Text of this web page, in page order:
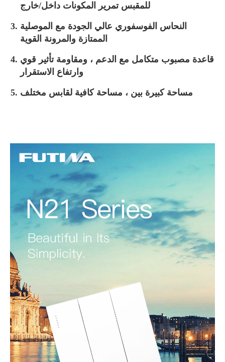
للمقبس تمرير المكونات داخل/خارج
النحاس الفوسفوري عالي الجودة مع الموصلية
الممتازة والمرونة القوية
قاعدة مصبوب متكامل مع الدعم ، ومقاومة تأثير قوي
وارتفاع الاستقرار
مساحة كبيرة بين ، مساحة كافية لقابس مختلف